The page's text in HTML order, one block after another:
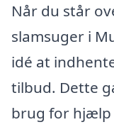
Når du står
slamsuger i
idé at
tilbud. Dette
brug for hjælp